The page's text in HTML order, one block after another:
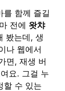
를 함께 즐길
전에 왓챠
봤는데, 생
나 웹에서
면, 재생 버
요. 그걸 누
할 수 있는